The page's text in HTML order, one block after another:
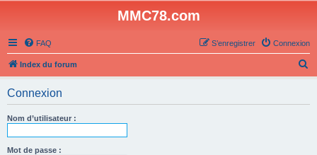
MMC78.com
FAQ Connexion
S’enregistrer
Index du forum
Connexion
Nom d’utilisateur :
Mot de passe :